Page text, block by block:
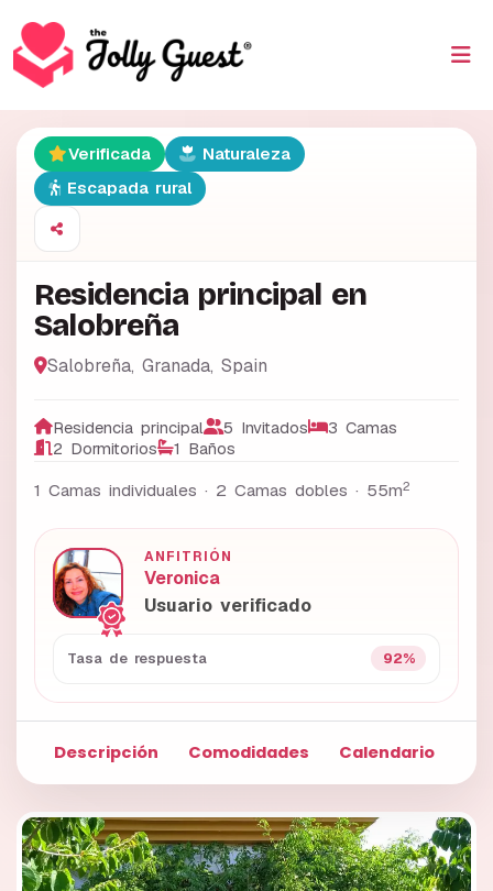
Verificada
Naturaleza
Escapada rural
Residencia principal en
Salobreña
Salobreña, Granada, Spain
Residencia principal 5 Invitados
3 Camas
2 Dormitorios
1 Baños
1 Camas individuales · 2 Camas dobles · 55m2
ANFITRIÓN
Veronica
Usuario verificado
Tasa de respuesta 92%
Descripción Comodidades Calendario